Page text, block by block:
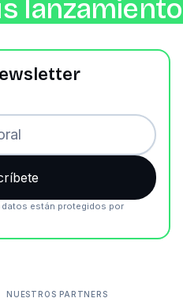
datos están protegidos por
NUESTROS PARTNERS